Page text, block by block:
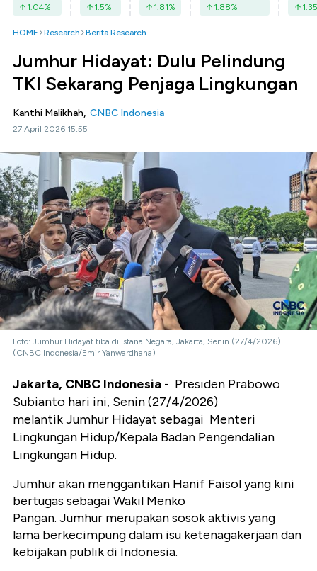
1.04% 1.5% 1.81% 1.88% 1.35
HOME Research Berita Research
Jumhur Hidayat: Dulu Pelindung
TKI Sekarang Penjaga Lingkungan
Kanthi Malikhah, CNBC Indonesia
27 April 2026 15:55
Foto: Jumhur Hidayat tiba di Istana Negara, Jakarta, Senin (27/4/2026).
(CNBC Indonesia/Emir Yanwardhana)
Jakarta, CNBC Indonesia - Presiden Prabowo
Subianto hari ini, Senin (27/4/2026)
melantikJumhur Hidayat sebagai Menteri
Lingkungan Hidup/Kepala Badan Pengendalian
Lingkungan Hidup.
Jumhur akan menggantikan Hanif Faisol yang kini
bertugas sebagai Wakil Menko
Pangan. Jumhur merupakan sosok aktivis yang
lama berkecimpung dalam isu ketenagakerjaan dan
kebijakan publik di Indonesia.